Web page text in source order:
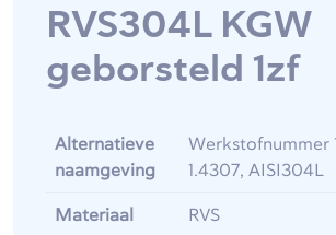
RVS304L KGW
geborsteld 1zf
Alternatieve
naamgeving
Werkstofnummer
1.4307, AISI304L
Materiaal RVS